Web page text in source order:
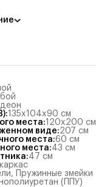
:135x104x90 см
места:120x200 см
виде:207 см
места:60 см
места:43 см
:47 см
,
Пружинные змейки
(ППУ)